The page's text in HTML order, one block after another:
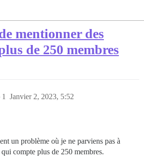
mentionner des
de 250 membres
Janvier 2, 2023, 5:52
1
un problème où je ne parviens pas à
compte plus de 250 membres.